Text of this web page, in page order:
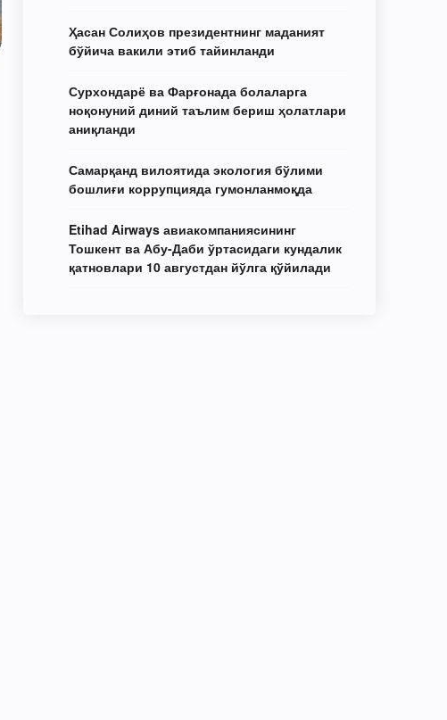
Ҳасан Солиҳов президентнинг маданият
бўйича вакили этиб тайинланди
Сурхондарё ва Фарғонада болаларга
ноқонуний диний таълим бериш ҳолатлари
аниқланди
Самарқанд вилоятида экология бўлими
бошлиғи коррупцияда гумонланмоқда
Etihad Airways авиакомпаниясининг
Тошкент ва Абу-Даби ўртасидаги кундалик
қатновлари 10 августдан йўлга қўйилади